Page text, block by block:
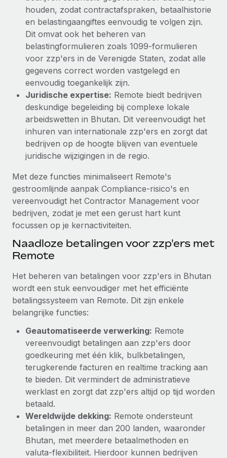
houden, zodat contractafspraken, betaalhistorie
en belastingaangiftes eenvoudig te volgen zijn.
Dit omvat ook het beheren van
belastingformulieren zoals 1099‑formulieren
voor zzp'ers in de Verenigde Staten, zodat alle
gegevens correct worden vastgelegd en
eenvoudig toegankelijk zijn.
Juridische expertise: Remote biedt bedrijven
deskundige begeleiding bij complexe lokale
arbeidswetten in Bhutan. Dit vereenvoudigt het
inhuren van internationale zzp'ers en zorgt dat
bedrijven op de hoogte blijven van eventuele
juridische wijzigingen in de regio.
Met deze functies minimaliseert Remote's
gestroomlijnde aanpak Compliance‑risico's en
vereenvoudigt het Contractor Management voor
bedrijven, zodat je met een gerust hart kunt
focussen op je kernactiviteiten.
Naadloze betalingen voor zzp'ers met
Remote
Het beheren van betalingen voor zzp'ers in Bhutan
wordt een stuk eenvoudiger met het efficiënte
betalingssysteem van Remote. Dit zijn enkele
belangrijke functies:
Geautomatiseerde verwerking: Remote
vereenvoudigt betalingen aan zzp'ers door
goedkeuring met één klik, bulkbetalingen,
terugkerende facturen en realtime tracking aan
te bieden. Dit vermindert de administratieve
werklast en zorgt dat zzp'ers altijd op tijd worden
betaald.
Wereldwijde dekking: Remote ondersteunt
betalingen in meer dan 200 landen, waaronder
Bhutan, met meerdere betaalmethoden en
valuta‑flexibiliteit. Hierdoor kunnen bedrijven